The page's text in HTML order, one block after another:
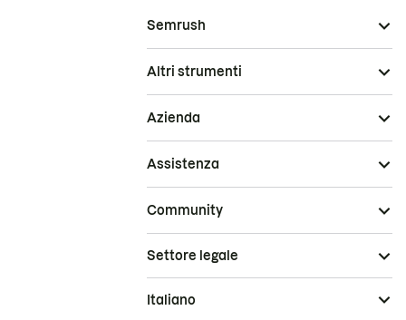
Semrush
Altri strumenti
Azienda
Assistenza
Community
Settore legale
Italiano